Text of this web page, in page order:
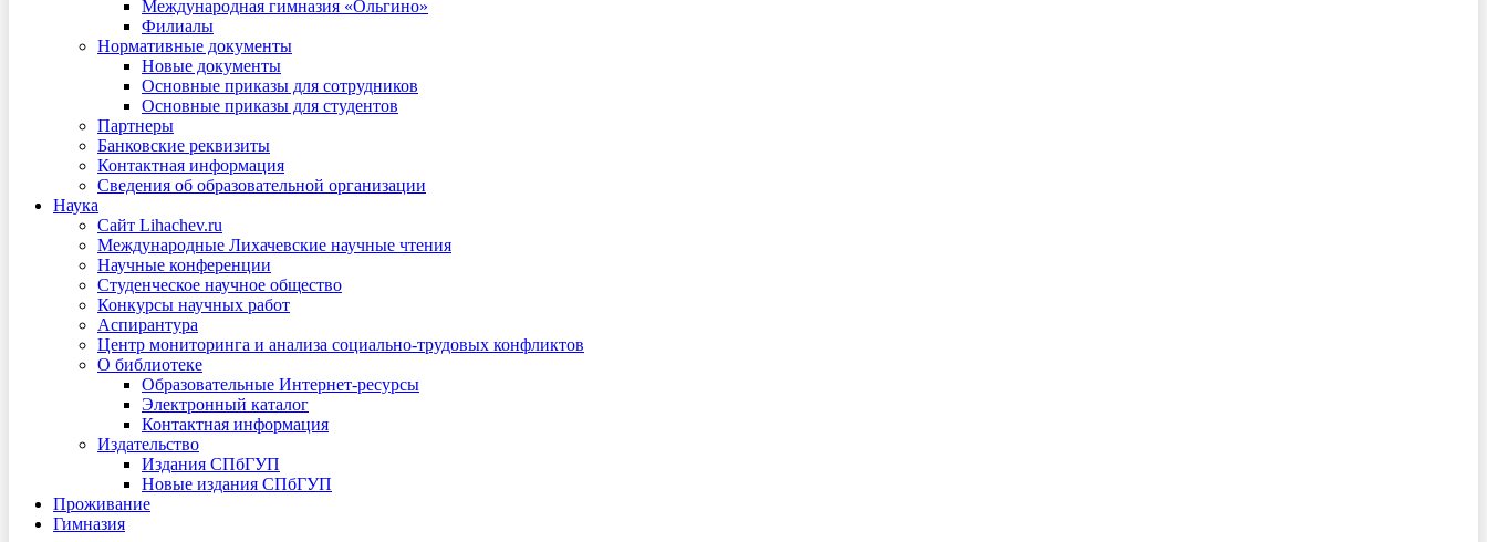
Международная гимназия «Ольгино»
Филиалы
Нормативные документы
Новые документы
Основные приказы для сотрудников
Основные приказы для студентов
Партнеры
Банковские реквизиты
Контактная информация
Сведения об образовательной организации
Наука
Сайт Lihachev.ru
Международные Лихачевские научные чтения
Научные конференции
Студенческое научное общество
Конкурсы научных работ
Аспирантура
Центр мониторинга и анализа социально-трудовых конфликтов
О библиотеке
Образовательные Интернет-ресурсы
Электронный каталог
Контактная информация
Издательство
Издания СПбГУП
Новые издания СПбГУП
Проживание
Гимназия